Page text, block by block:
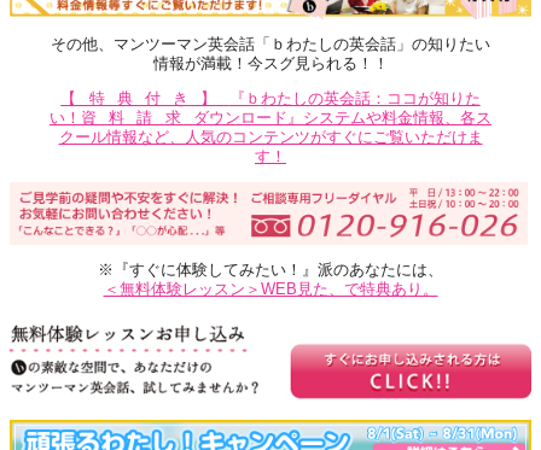
その他、マンツーマン英会話「ｂわたしの英会話」の知りたい
情報が満載！今スグ見られる！！
【特典付き】
『ｂわたしの英会話：ココが知りた
い！ 資料請求 ダウンロード』システムや料金情報、各ス
クール情報など、人気のコンテンツがすぐにご覧いただけま
す！
※『すぐに体験してみたい！』派のあなたには、
＜無料体験レッスン＞WEB見た、で特典あり。